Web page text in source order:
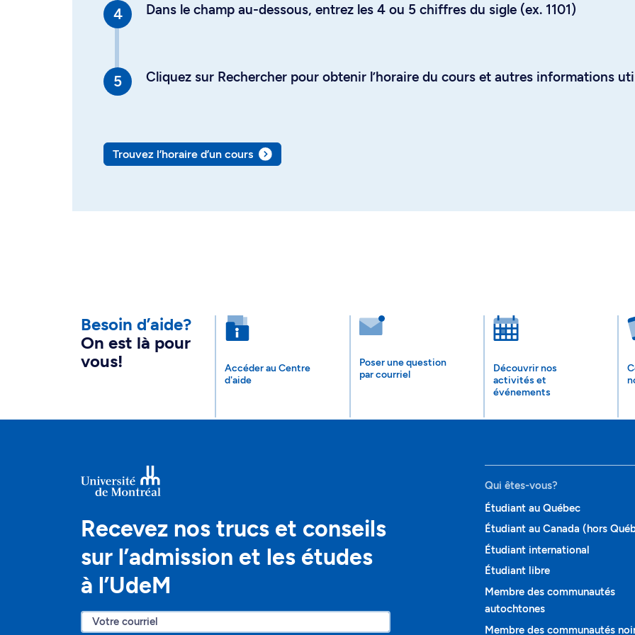
Dans le champ au-dessous, entrez les 4 ou 5 chiffres du sigle (ex. 1101)
Cliquez sur Rechercher pour obtenir l’horaire du cours et autres informations
Trouvez l’horaire d’un cours
Besoin d’aide?
On est là pour
vous!
Accéder au Centre
d'aide
Poser une question
par courriel
Découvrir nos
activités et
événements
Recevez nos trucs et conseils
sur l’admission et les études
à l’UdeM
Qui êtes-vous?
Étudiant au Québec
Étudiant au Canada (hors
Étudiant international
Étudiant libre
Membre des communautés
autochtones
Membre des communautés